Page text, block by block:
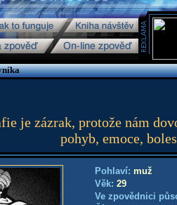
je zázrak, protože nám
pohyb, emoce,
Pohlaví: muž
Věk: 29
Ve zpovědnici